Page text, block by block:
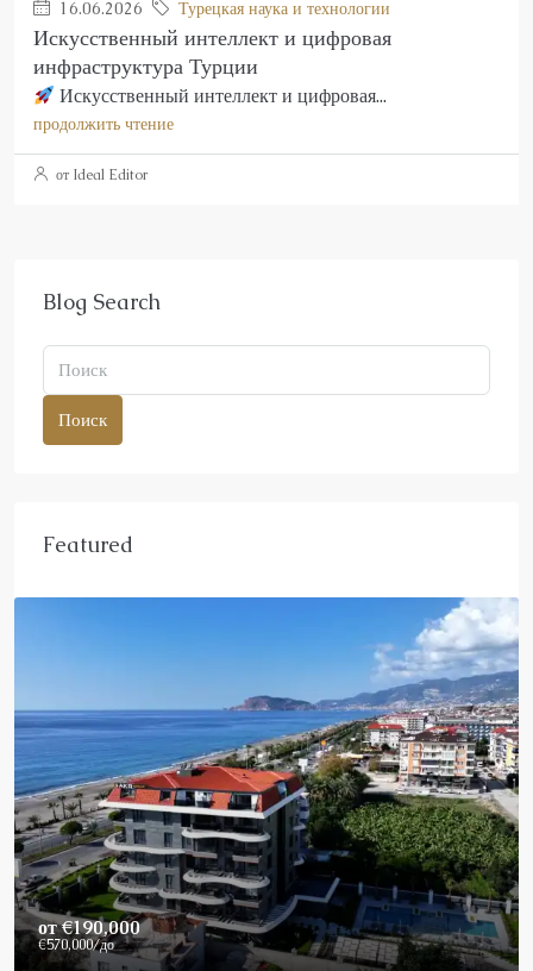
16.06.2026 Турецкая наука и технологии
Искусственный интеллект и цифровая
инфраструктура Турции
Искусственный интеллект и цифровая...
продолжить чтение
от Ideal Editor
Blog Search
Поиск
Featured
Price On Request